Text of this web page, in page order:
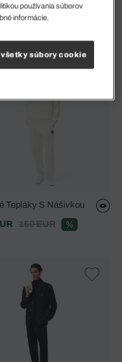
Paris Track
Tepláky S Nášivkou
150 EUR %
používania súborov
informácie.
súbory cookie